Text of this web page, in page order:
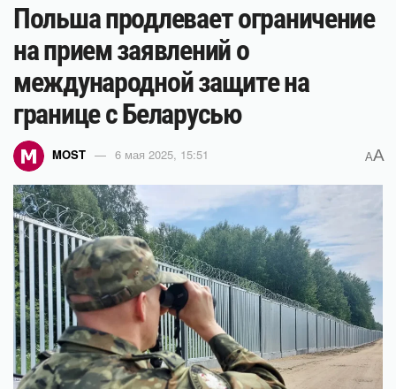
Польша продлевает ограничение
на прием заявлений о
международной защите на
границе с Беларусью
MOST 6 мая 2025, 15:51 AA